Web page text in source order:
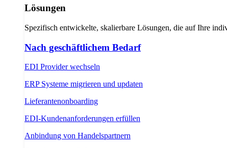
Lösungen
Spezifisch entwickelte, skalierbare Lösungen, die auf Ihre
Nach geschäftlichem Bedarf
EDI Provider wechseln
ERP Systeme migrieren und updaten
Lieferantenonboarding
EDI-Kundenanforderungen erfüllen
Anbindung von Handelspartnern